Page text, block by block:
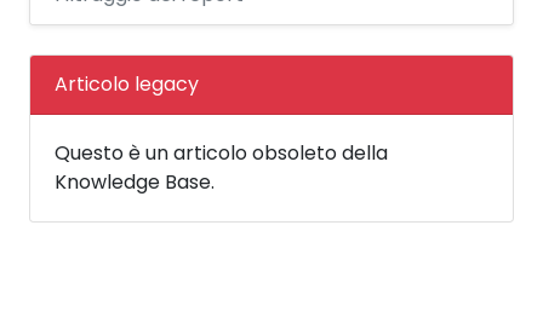
Articolo legacy
Questo è un articolo obsoleto della
Knowledge Base.